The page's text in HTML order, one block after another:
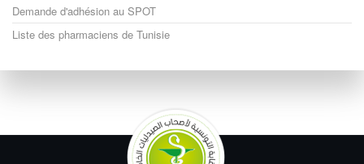
Demande d'adhésion au SPOT
Liste des pharmaciens de Tunisie